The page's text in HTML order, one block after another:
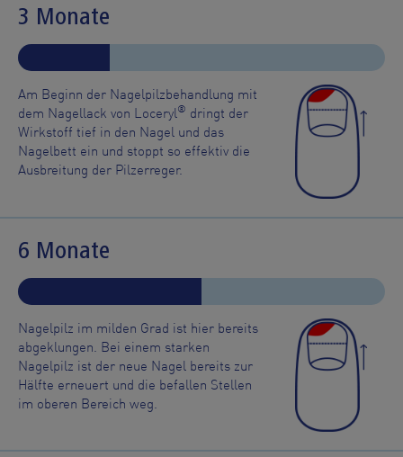
3 Monate
Am Beginn der Nagelpilzbehandlung mit
dem Nagellack von Loceryl® dringt der
Wirkstoff tief in den Nagel und das
Nagelbett ein und stoppt so effektiv die
Ausbreitung der Pilzerreger.
6 Monate
Nagelpilz im milden Grad ist hier bereits
abgeklungen. Bei einem starken
Nagelpilz ist der neue Nagel bereits zur
Hälfte erneuert und die befallen Stellen
im oberen Bereich weg.